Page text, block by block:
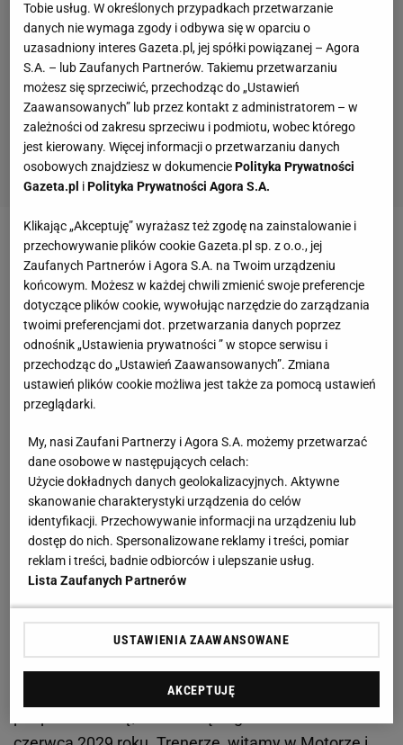
Zobacz wideoAlan Ważny o eliminacjach Enea
Poznań Open 2026: Zagrałem bardziej agresywnie
Motor Lublin zmienił trenera. Dwa komunikaty w 10
minut
Komunikat w tej sprawie opublikował w czwartek o
trenerem Mateuszem Stolarskim. Trenerze,
dziękujemy za wszystko! - podano krótko na
platformie X.
Zaledwie 10 minut później profil Motoru opublikował
kolejną wiadomość. Tym razem dotyczącą następcy
został Mariusz Misiura. 45-letni szkoleniowiec
Tobie usług. W określonych przypadkach przetwarzanie
danych nie wymaga zgody i odbywa się w oparciu o
uzasadniony interes Gazeta.pl, jej spółki powiązanej – Agora
S.A. – lub Zaufanych Partnerów. Takiemu przetwarzaniu
możesz się sprzeciwić, przechodząc do „Ustawień
Zaawansowanych” lub przez kontakt z administratorem – w
zależności od zakresu sprzeciwu i podmiotu, wobec którego
jest kierowany. Więcej informacji o przetwarzaniu danych
osobowych znajdziesz w dokumenciePolityka Prywatności
Gazeta.pl iPolityka Prywatności Agora S.A.
Klikając „Akceptuję” wyrażasz też zgodę na zainstalowanie i
przechowywanie plików cookie Gazeta.pl sp. z o.o., jej
Zaufanych Partnerów i Agora S.A. na Twoim urządzeniu
końcowym. Możesz w każdej chwili zmienić swoje preferencje
dotyczące plików cookie, wywołując narzędzie do zarządzania
twoimi preferencjami dot. przetwarzania danych poprzez
odnośnik „Ustawienia prywatności ” w stopce serwisu i
przechodząc do „Ustawień Zaawansowanych”. Zmiana
ustawień plików cookie możliwa jest także za pomocą ustawień
przeglądarki.
My, nasi Zaufani Partnerzy i Agora S.A. możemy przetwarzać
dane osobowe w następujących celach:
Użycie dokładnych danych geolokalizacyjnych. Aktywne
skanowanie charakterystyki urządzenia do celów
identyfikacji. Przechowywanie informacji na urządzeniu lub
dostęp do nich. Spersonalizowane reklamy i treści, pomiar
reklam i treści, badnie odbiorców i ulepszanie usług.
Lista Zaufanych Partnerów
USTAWIENIA ZAAWANSOWANE
AKCEPTUJĘ